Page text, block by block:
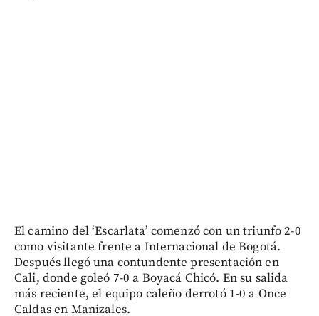
El camino del ‘Escarlata’ comenzó con un triunfo 2-0
como visitante frente a Internacional de Bogotá.
Después llegó una contundente presentación en
Cali, donde goleó 7-0 a Boyacá Chicó. En su salida
más reciente, el equipo caleño derrotó 1-0 a Once
Caldas en Manizales.